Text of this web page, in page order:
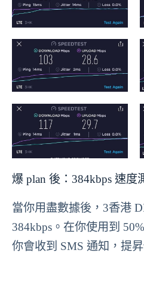
爆 plan 後：384kbps 速度
當你用盡數據後，3香港
384kbps。在你使用到
你會收到 SMS 通知，提